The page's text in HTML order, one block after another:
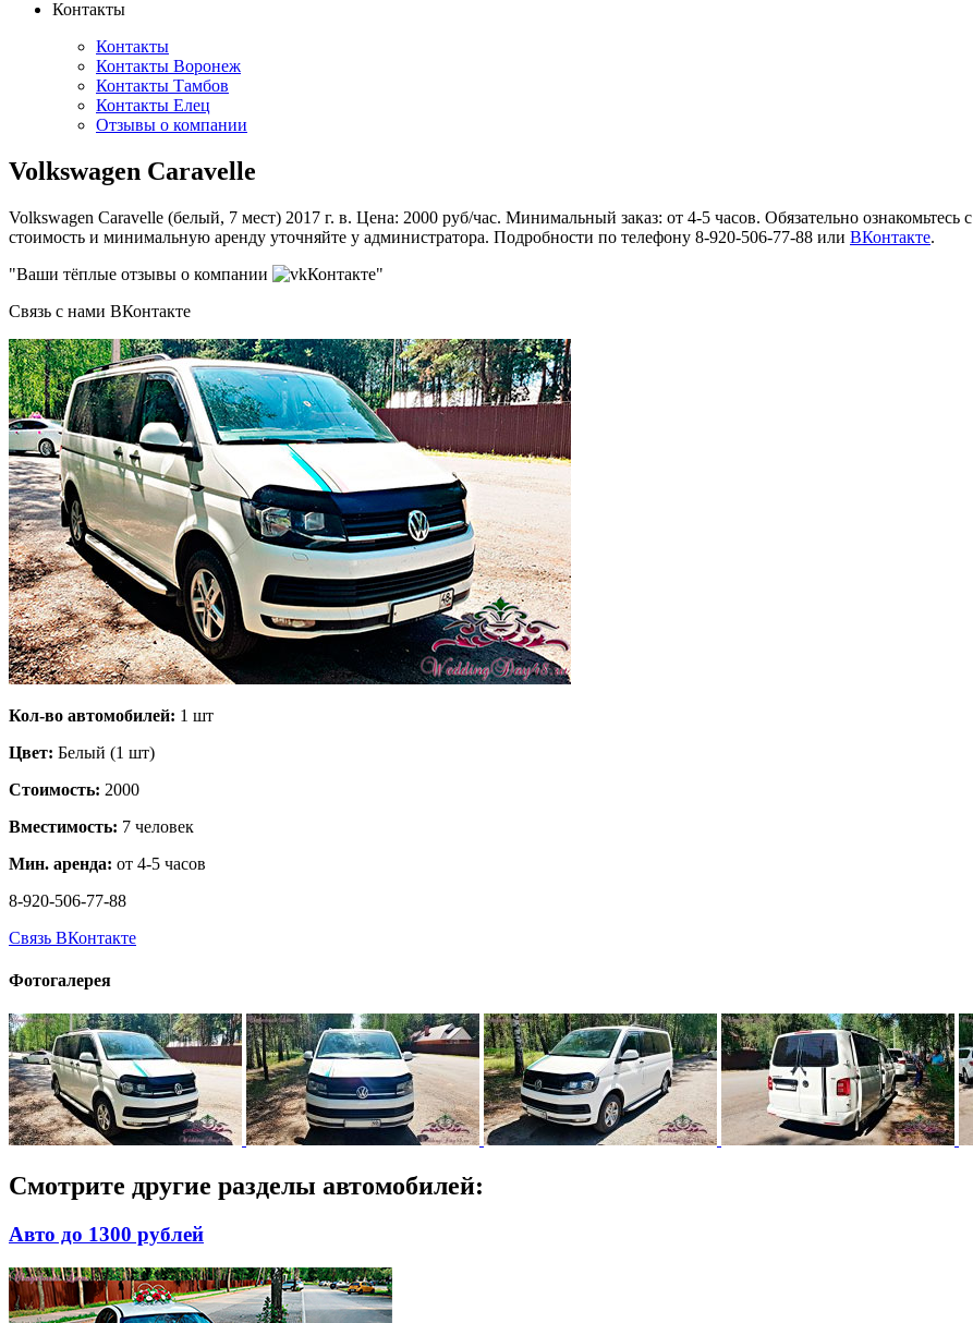
Контакты
Контакты
Контакты Воронеж
Контакты Тамбов
Контакты Елец
Отзывы о компании
Volkswagen Caravelle
Volkswagen Caravelle (белый, 7 мест) 2017 г. в. Цена: 2000 руб/час. Минимальный заказ: от 4-5 часов. Обязательно ознакомьтесь с
стоимость и минимальную аренду уточняйте у администратора. Подробности по телефону 8-920-506-77-88 или ВКонтакте.
"Ваши тёплые отзывы о компании
Контакте"
Связь с нами ВКонтакте
Кол-во автомобилей: 1 шт
Цвет: Белый (1 шт)
Стоимость: 2000
Вместимость: 7 человек
Мин. аренда: от 4-5 часов
8-920-506-77-88
Связь ВКонтакте
Фотогалерея
Смотрите другие разделы автомобилей:
Авто до 1300 рублей